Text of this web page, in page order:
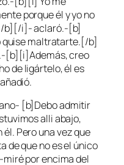
porque él y yo no
b][/i]- aclaró.-[b]
quise maltratarte.[/b]
[b][i]Además, creo
de ligártelo, él es
[b]Debo admitir
alli abajo,
Pero una vez que
de que no es el único
por encima del